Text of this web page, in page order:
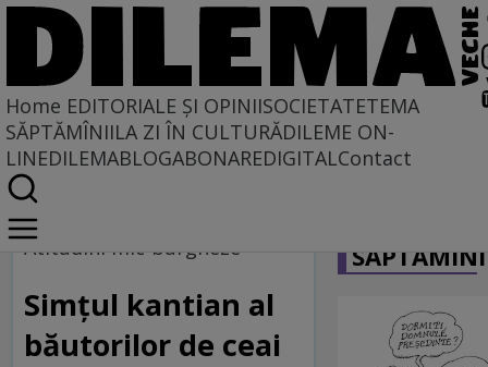
Home EDITORIALE ȘI OPINIISOCIETATETEMA
SĂPTĂMÎNIILA ZI ÎN CULTURĂDILEME ON-
LINEDILEMABLOGABONAREDIGITALContact
Home
Locuri comune
Atitudini mic-burgheze
Simţul kantian al
băutorilor de ceai